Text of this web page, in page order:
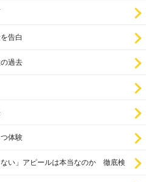
告白
過去
体験
い」アピールは本当なのか 徹底検